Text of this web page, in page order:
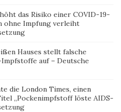
das Risiko einer COVID-19-
ohne Impfung verleiht
Hauses stellt falsche
auf – Deutsche
die London Times, einen
„Pockenimpfstoff löste AIDS-